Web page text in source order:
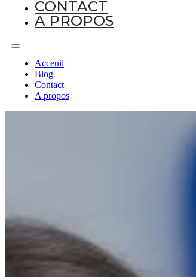
CONTACT
A PROPOS
Acceuil
Blog
Contact
A propos